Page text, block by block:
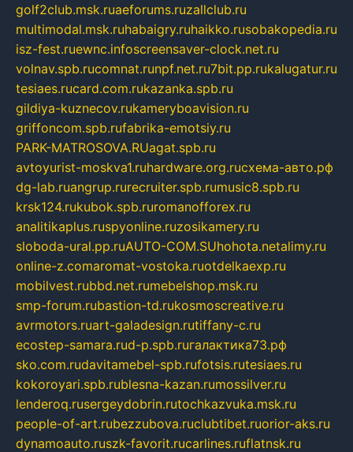
golf2club.msk.ruaeforums.ruzallclub.ru
multimodal.msk.ruhabaigry.ruhaikko.rusobakopedia.ru
isz-fest.ruewnc.infoscreensaver-clock.net.ru
volnav.spb.rucomnat.runpf.net.ru7bit.pp.rukalugatur.ru
tesiaes.rucard.com.rukazanka.spb.ru
gildiya-kuznecov.rukameryboavision.ru
griffoncom.spb.rufabrika-emotsiy.ru
PARK-MATROSOVA.RUagat.spb.ru
avtoyurist-moskva1.ruhardware.org.ruсхема-авто.рф
dg-lab.ruangrup.rurecruiter.spb.rumusic8.spb.ru
krsk124.rukubok.spb.ruromanofforex.ru
analitikaplus.ruspyonline.ruzosikamery.ru
sloboda-ural.pp.ruAUTO-COM.SUhohota.netalimy.ru
online-z.comaromat-vostoka.ruotdelkaexp.ru
mobilvest.rubbd.net.rumebelshop.msk.ru
smp-forum.rubastion-td.rukosmoscreative.ru
avrmotors.ruart-galadesign.rutiffany-c.ru
ecostep-samara.rud-p.spb.ruгалактика73.рф
sko.com.rudavitamebel-spb.rufotsis.rutesiaes.ru
kokoroyari.spb.rublesna-kazan.rumossilver.ru
lenderoq.rusergeydobrin.rutochkazvuka.msk.ru
people-of-art.rubezzubova.ruclubtibet.ruorior-aks.ru
dynamoauto.ruszk-favorit.rucarlines.ruflatnsk.ru